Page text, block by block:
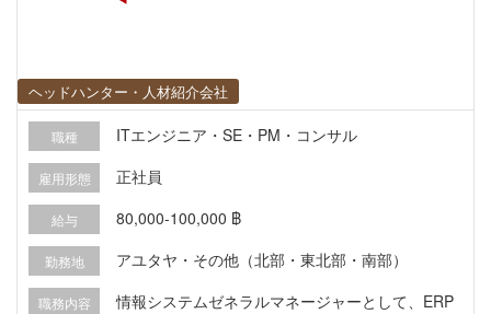
ヘッドハンター・人材紹介会社
職種 ITエンジニア・SE・PM・コンサル
雇用形態 正社員
給与 80,000-100,000 ฿
勤務地 アユタヤ・その他（北部・東北部・南部）
職務内容
情報システムゼネラルマネージャーとして、ERP